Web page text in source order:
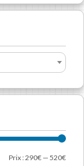
Prix :290€ — 520€